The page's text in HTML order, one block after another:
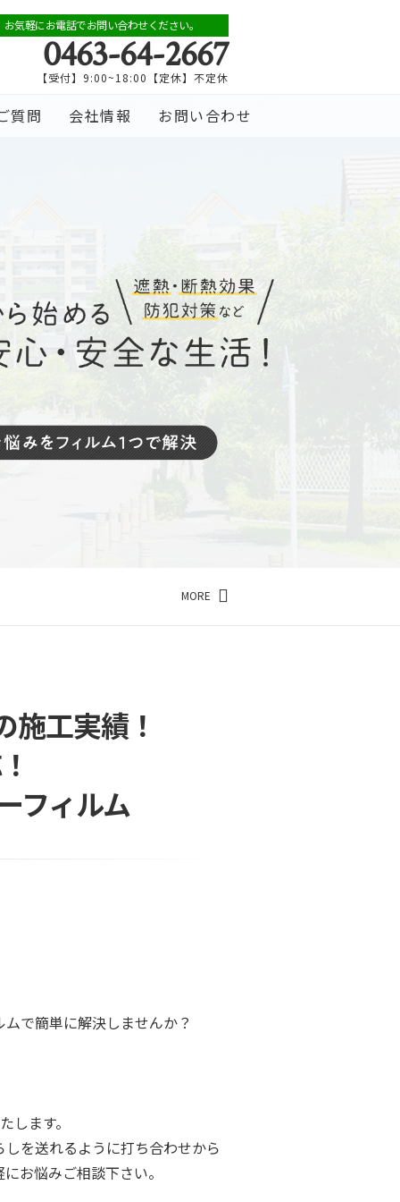
お気軽にお電話でお問い合わせください。
0463-64-2667
【受付】9:00~18:00【定休】不定休
質問 会社情報 お問い合わせ
MORE
工実績！
フィルム
で簡単に解決しませんか？
します。
を送れるように打ち合わせから
お悩みご相談下さい。